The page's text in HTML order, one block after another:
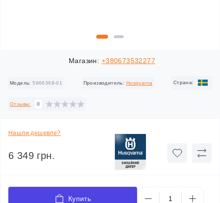
Магазин: +380673532277
Модель: 5866368-01 Производитель: Husqvarna Cтрана:
Отзывы: 0
Нашли дешевле?
6 349 грн.
Купить